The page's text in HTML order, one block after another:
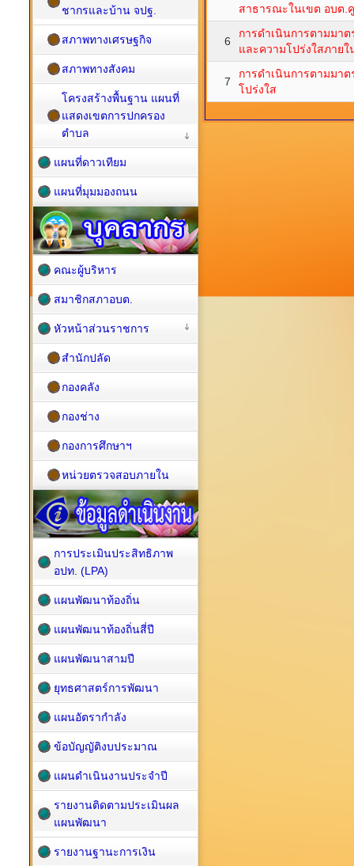
สาธารณะในเขต อบต.
6
การดำเนินการตามมา
และความโปร่งใสภาย
7
การดำเนินการตามมา
โปร่งใส
ชากรและบ้าน จปฐ.
สภาพทางเศรษฐกิจ
สภาพทางสังคม
โครงสร้างพื้นฐาน แผนที่
แสดงเขตการปกครอง
ตำบล
แผนที่ดาวเทียม
แผนที่มุมมองถนน
คณะผู้บริหาร
สมาชิกสภาอบต.
หัวหน้าส่วนราชการ
สำนักปลัด
กองคลัง
กองช่าง
กองการศึกษาฯ
หน่วยตรวจสอบภายใน
การประเมินประสิทธิภาพ
อปท. (LPA)
แผนพัฒนาท้องถิ่น
แผนพัฒนาท้องถิ่นสี่ปี
แผนพัฒนาสามปี
ยุทธศาสตร์การพัฒนา
แผนอัตรากำลัง
ข้อบัญญัติงบประมาณ
แผนดำเนินงานประจำปี
รายงานติดตามประเมินผล
แผนพัฒนา
รายงานฐานะการเงิน